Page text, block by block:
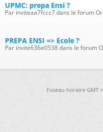
UPMC: prepa Ensi ?
Par inviteaa7fccc7 dans le forum
PREPA ENSI => Ecole ?
Par invite636e0538 dans le forum
Fuseau horaire GMT